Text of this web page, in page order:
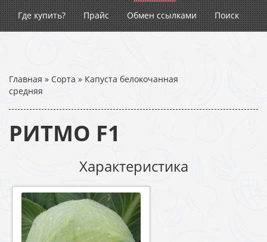
Где купить? Прайс Обмен ссылками Поиск
Главная » Сорта » Капуста белокочанная
средняя
РИТМО F1
Характеристика